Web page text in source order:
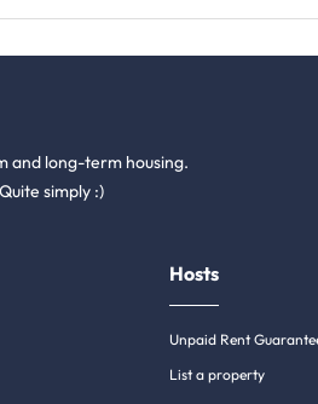
and long-term housing.
simply :)
Hosts
Unpaid Rent
List a property